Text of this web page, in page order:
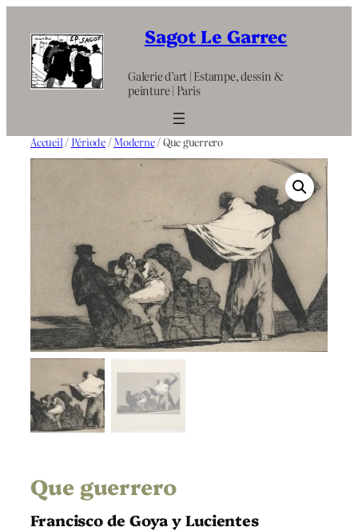
contenu
Sagot Le Garrec
Galerie d’art | Estampe, dessin &
peinture | Paris
Accueil / Période/Moderne/ Que guerrero
Que guerrero
Francisco de Goya y Lucientes